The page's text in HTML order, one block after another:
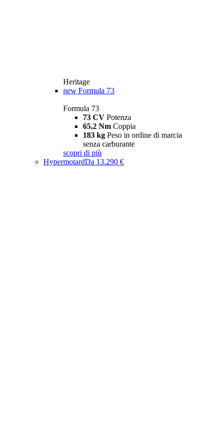
Heritage
new Formula 73
Formula 73
73 CV Potenza
65,2 Nm Coppia
183 kg Peso in ordine di marcia
senza carburante
scopri di più
HypermotardDa 13.290 €